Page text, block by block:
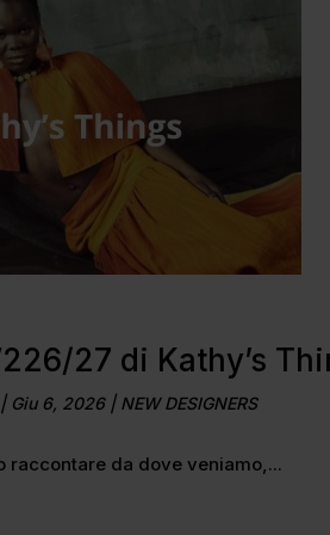
27 di Kathy’s
| Giu 6, 2026| NEW DESIGNERS
raccontare da dove veniamo,...